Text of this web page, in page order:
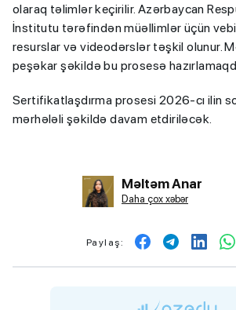
olaraq təlimlər keçirilir. Azərbaycan
İnstitutu tərəfindən müəllimlər üçün
resurslar və videodərslər təşkil olunur.
peşəkar şəkildə bu prosesə
Sertifikatlaşdırma prosesi 2026-cı ilin
mərhələli şəkildə davam etdiriləcək.
Məltəm Anar
Daha çox xəbər
Paylaş: